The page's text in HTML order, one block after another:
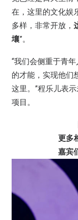
在，这里的文化娱
多样，非常开放，
壤”。
“我们会侧重于青
的才能，实现他们
这里。”程乐儿表
项目。
更多
嘉宾